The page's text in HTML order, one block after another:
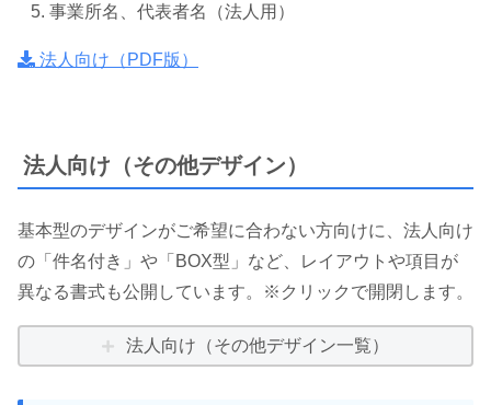
事業所名、代表者名（法人用）
法人向け（PDF版）
法人向け（その他デザイン）
基本型のデザインがご希望に合わない方向けに、法人向け
の「件名付き」や「BOX型」など、レイアウトや項目が
異なる書式も公開しています。※クリックで開閉します。
法人向け（その他デザイン一覧）